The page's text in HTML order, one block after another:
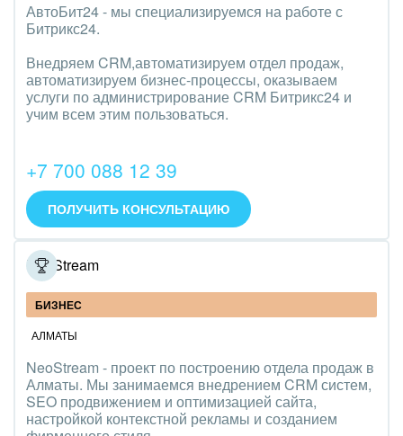
АвтоБит24 - мы специализируемся на работе с
Битрикс24.
Внедряем CRM,автоматизируем отдел продаж,
автоматизируем бизнес-процессы, оказываем
услуги по администрирование CRM Битрикс24 и
учим всем этим пользоваться.
+7 700 088 12 39
ПОЛУЧИТЬ КОНСУЛЬТАЦИЮ
NeoStream
БИЗНЕС
АЛМАТЫ
NeoStream - проект по построению отдела продаж в
Алматы. Мы занимаемся внедрением CRM систем,
SEO продвижением и оптимизацией сайта,
настройкой контекстной рекламы и созданием